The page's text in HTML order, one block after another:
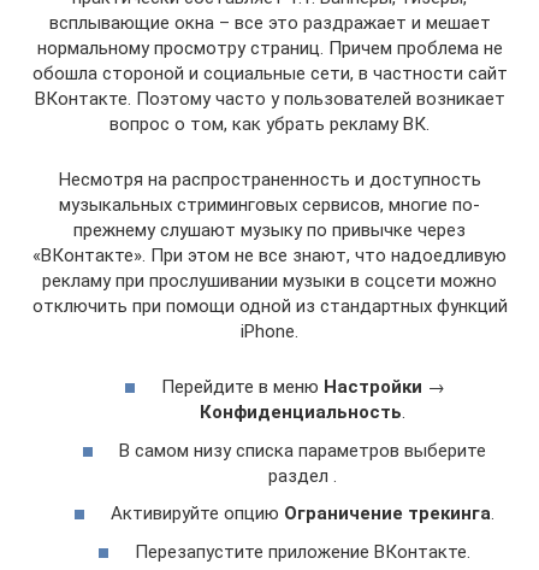
всплывающие окна – все это раздражает и мешает
нормальному просмотру страниц. Причем проблема не
обошла стороной и социальные сети, в частности сайт
ВКонтакте. Поэтому часто у пользователей возникает
вопрос о том, как убрать рекламу ВК.
Несмотря на распространенность и доступность
музыкальных стриминговых сервисов, многие по-
прежнему слушают музыку по привычке через
«ВКонтакте». При этом не все знают, что надоедливую
рекламу при прослушивании музыки в соцсети можно
отключить при помощи одной из стандартных функций
iPhone.
Перейдите в меню Настройки →
Конфиденциальность.
В самом низу списка параметров выберите
раздел .
Активируйте опцию Ограничение трекинга.
Перезапустите приложение ВКонтакте.